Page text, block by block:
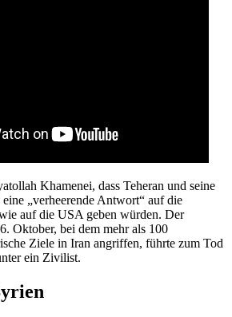
Khamenei, dass Teheran und seine
„verheerende Antwort“ auf die
auf die USA geben würden. Der
Oktober, bei dem mehr als 100
Ziele in Iran angriffen, führte zum Tod
ein Zivilist.